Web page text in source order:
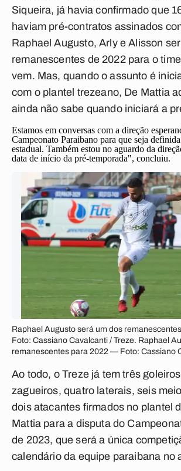
Siqueira, já havia confirmado que
haviam pré-contratos assinados
Raphael Augusto, Arly e Alisson
remanescentes de 2022 para o
vem. Mas, quando o assunto é
com o plantel trezeano, De Mattia
ainda não sabe quando iniciará a
Estamos em conversas com a direção
Campeonato Paraibano para que seja
estadual. Também estou no aguardo da
data de início da pré-temporada", concluiu.
Raphael Augusto será um dos
Foto: Cassiano Cavalcanti / Treze. Raphael
remanescentes para 2022 — Foto: Cassiano
Ao todo, o Treze já tem três
zagueiros, quatro laterais, seis
dois atacantes firmados no plantel
Mattia para a disputa do
de 2023, que será a única
calendário da equipe paraibana no